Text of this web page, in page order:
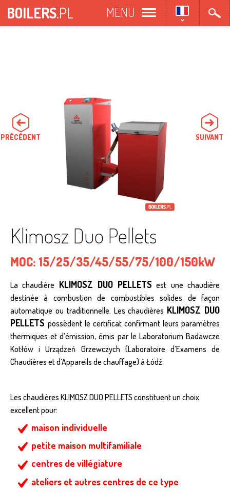
BOILERS.PL MENU
Klimosz Duo Pellets
MOC:15/25/35/45/55/75/100/150kW
La chaudière KLIMOSZ DUO PELLETS est une chaudière
destinée à combustion de combustibles solides de façon
automatique ou traditionnelle. Les chaudières KLIMOSZ DUO
PELLETS possèdent le certificat confirmant leurs paramètres
thermiques et d’émission, émis par le Laboratorium Badawcze
Kotłów i Urządzeń Grzewczych (Laboratoire d’Examens de
Chaudières et d’Appareils de chauffage) à Łódź.
Les chaudières KLIMOSZ DUO PELLETS constituent un choix
excellent pour:
maison individuelle
petite maison multifamiliale
centres de villégiature
ateliers et autres centres de ce type
PRÉCÉDENT SUIVANT